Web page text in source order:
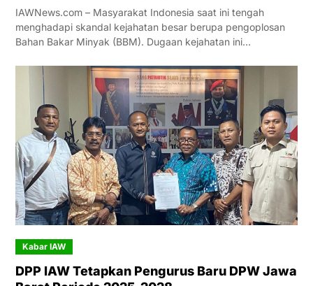
IAWNews.com – Masyarakat Indonesia saat ini tengah
menghadapi skandal kejahatan besar berupa pengoplosan
Bahan Bakar Minyak (BBM). Dugaan kejahatan ini…
Kabar IAW
DPP IAW Tetapkan Pengurus Baru DPW Jawa